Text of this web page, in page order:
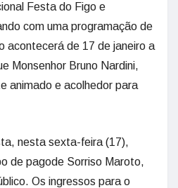
Festa do Figo e
com uma programação de
acontecerá de 17 de janeiro a
Monsenhor Bruno Nardini,
animado e acolhedor para
nesta sexta-feira (17),
de pagode Sorriso Maroto,
Os ingressos para o